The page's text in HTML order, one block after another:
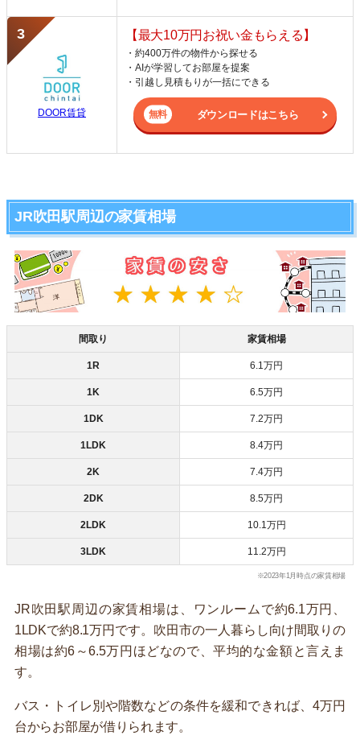
DOOR賃貸
【最大10万円お祝い金もらえる】
・約400万件の物件から探せる
・AIが学習してお部屋を提案
・引越し見積もりが一括にできる
ダウンロードはこちら
JR吹田駅周辺の家賃相場
間取り 家賃相場
1R 6.1万円
1K 6.5万円
1DK 7.2万円
1LDK 8.4万円
2K 7.4万円
2DK 8.5万円
2LDK 10.1万円
3LDK 11.2万円
※2023年1月時点の家賃相場
JR吹田駅周辺の家賃相場は、ワンルームで約6.1万円、
1LDKで約8.1万円です。吹田市の一人暮らし向け間取りの
相場は約6～6.5万円ほどなので、平均的な金額と言えま
す。
バス・トイレ別や階数などの条件を緩和できれば、4万円
台からお部屋が借りられます。